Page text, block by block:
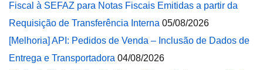
Fiscal à SEFAZ para Notas Fiscais Emitidas a partir da
Requisição de Transferência Interna 05/08/2026
[Melhoria] API: Pedidos de Venda – Inclusão de Dados de
Entrega e Transportadora 04/08/2026